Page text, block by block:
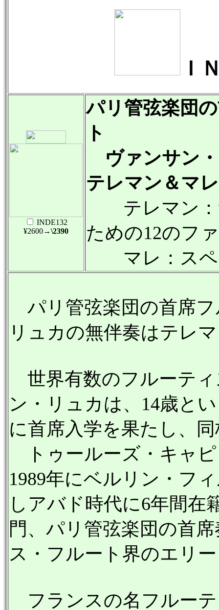
Ｉ
INDE132
¥2600→\2390
パリ管弦楽団
ト
ヴァンサン
テレマン＆マ
テレマン：
ための12のフ
マレ：スペ
パリ管弦楽団の首席
リュカの無伴奏はテレ
世界有数のフルーテ
ン・リュカは、14歳と
に首席入学を果たし、
トゥールーズ・キャ
1989年にベルリン・フ
しアバド時代に6年間在
門、パリ管弦楽団の首
ス・フルート界のエリ
フランスの名フルー